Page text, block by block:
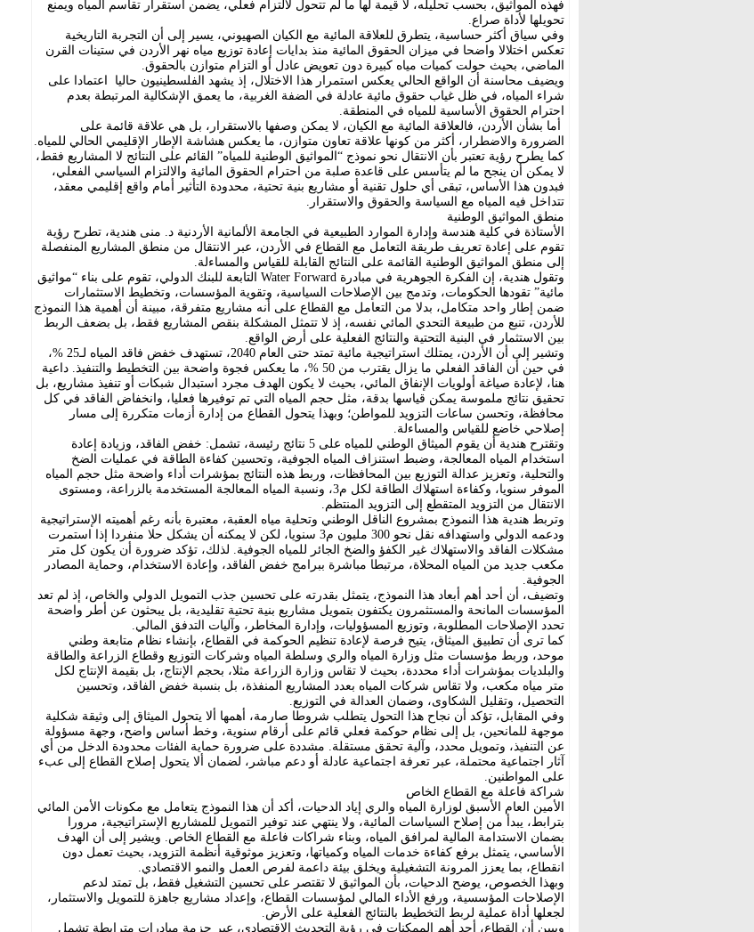
فهذه المواثيق، بحسب تحليله، لا قيمة لها ما لم تتحول لالتزام فعلي، يضمن استقرار تقاسم المياه ويمنع
تحويلها لأداة صراع.
وفي سياق أكثر حساسية، يتطرق للعلاقة المائية مع الكيان الصهيوني، يسير إلى أن التجربة التاريخية
تعكس اختلالا واضحا في ميزان الحقوق المائية منذ بدايات إعادة توزيع مياه نهر الأردن في ستينات القرن
الماضي، بحيث حولت كميات مياه كبيرة دون تعويض عادل أو التزام متوازن بالحقوق.
ويضيف محاسنة أن الواقع الحالي يعكس استمرار هذا الاختلال، إذ يشهد الفلسطينيون حاليا اعتمادا على
شراء المياه، في ظل غياب حقوق مائية عادلة في الضفة الغربية، ما يعمق الإشكالية المرتبطة بعدم
احترام الحقوق الأساسية للمياه في المنطقة.
أما بشأن الأردن، فالعلاقة المائية مع الكيان، لا يمكن وصفها بالاستقرار، بل هي علاقة قائمة على
الضرورة والاضطرار، أكثر من كونها علاقة تعاون متوازن، ما يعكس هشاشة الإطار الإقليمي الحالي للمياه.
كما يطرح رؤية تعتبر بأن الانتقال نحو نموذج “المواثيق الوطنية للمياه” القائم على النتائج لا المشاريع فقط،
لا يمكن أن ينجح ما لم يتأسس على قاعدة صلبة من احترام الحقوق المائية والالتزام السياسي الفعلي،
فبدون هذا الأساس، تبقى أي حلول تقنية أو مشاريع بنية تحتية، محدودة التأثير أمام واقع إقليمي معقد،
تتداخل فيه المياه مع السياسة والحقوق والاستقرار.
منطق المواثيق الوطنية
الأستاذة في كلية هندسة وإدارة الموارد الطبيعية في الجامعة الألمانية الأردنية د. منى هندية، تطرح رؤية
تقوم على إعادة تعريف طريقة التعامل مع القطاع في الأردن، عبر الانتقال من منطق المشاريع المنفصلة
إلى منطق المواثيق الوطنية القائمة على النتائج القابلة للقياس والمساءلة.
وتقول هندية، إن الفكرة الجوهرية في مبادرة Water Forward التابعة للبنك الدولي، تقوم على بناء “مواثيق
مائية” تقودها الحكومات، وتدمج بين الإصلاحات السياسية، وتقوية المؤسسات، وتخطيط الاستثمارات
ضمن إطار واحد متكامل، بدلا من التعامل مع القطاع على أنه مشاريع متفرقة، مبينة أن أهمية هذا النموذج
للأردن، تنبع من طبيعة التحدي المائي نفسه، إذ لا تتمثل المشكلة بنقص المشاريع فقط، بل بضعف الربط
بين الاستثمار في البنية التحتية والنتائج الفعلية على أرض الواقع.
وتشير إلى أن الأردن، يمتلك استراتيجية مائية تمتد حتى العام 2040، تستهدف خفض فاقد المياه لـ25 %،
في حين أن الفاقد الفعلي ما يزال يقترب من 50 %، ما يعكس فجوة واضحة بين التخطيط والتنفيذ. داعية
هنا، لإعادة صياغة أولويات الإنفاق المائي، بحيث لا يكون الهدف مجرد استبدال شبكات أو تنفيذ مشاريع، بل
تحقيق نتائج ملموسة يمكن قياسها بدقة، مثل حجم المياه التي تم توفيرها فعليا، وانخفاض الفاقد في كل
محافظة، وتحسن ساعات التزويد للمواطن؛ وبهذا يتحول القطاع من إدارة أزمات متكررة إلى مسار
إصلاحي خاضع للقياس والمساءلة.
وتقترح هندية أن يقوم الميثاق الوطني للمياه على 5 نتائج رئيسة، تشمل: خفض الفاقد، وزيادة إعادة
استخدام المياه المعالجة، وضبط استنزاف المياه الجوفية، وتحسين كفاءة الطاقة في عمليات الضخ
والتحلية، وتعزيز عدالة التوزيع بين المحافظات، وربط هذه النتائج بمؤشرات أداء واضحة مثل حجم المياه
الموفر سنويا، وكفاءة استهلاك الطاقة لكل م3، ونسبة المياه المعالجة المستخدمة بالزراعة، ومستوى
الانتقال من التزويد المتقطع إلى التزويد المنتظم.
وتربط هندية هذا النموذج بمشروع الناقل الوطني وتحلية مياه العقبة، معتبرة بأنه رغم أهميته الإستراتيجية
ودعمه الدولي واستهدافه نقل نحو 300 مليون م3 سنويا، لكن لا يمكنه أن يشكل حلا منفردا إذا استمرت
مشكلات الفاقد والاستهلاك غير الكفؤ والضخ الجائر للمياه الجوفية. لذلك، تؤكد ضرورة أن يكون كل متر
مكعب جديد من المياه المحلاة، مرتبطا مباشرة ببرامج خفض الفاقد، وإعادة الاستخدام، وحماية المصادر
الجوفية.
وتضيف، أن أحد أهم أبعاد هذا النموذج، يتمثل بقدرته على تحسين جذب التمويل الدولي والخاص، إذ لم تعد
المؤسسات المانحة والمستثمرون يكتفون بتمويل مشاريع بنية تحتية تقليدية، بل يبحثون عن أطر واضحة
تحدد الإصلاحات المطلوبة، وتوزيع المسؤوليات، وإدارة المخاطر، وآليات التدفق المالي.
كما ترى أن تطبيق الميثاق، يتيح فرصة لإعادة تنظيم الحوكمة في القطاع، بإنشاء نظام متابعة وطني
موحد، وربط مؤسسات مثل وزارة المياه والري وسلطة المياه وشركات التوزيع وقطاع الزراعة والطاقة
والبلديات بمؤشرات أداء محددة، بحيث لا تقاس وزارة الزراعة مثلا، بحجم الإنتاج، بل بقيمة الإنتاج لكل
متر مياه مكعب، ولا تقاس شركات المياه بعدد المشاريع المنفذة، بل بنسبة خفض الفاقد، وتحسين
التحصيل، وتقليل الشكاوى، وضمان العدالة في التوزيع.
وفي المقابل، تؤكد أن نجاح هذا التحول يتطلب شروطا صارمة، أهمها ألا يتحول الميثاق إلى وثيقة شكلية
موجهة للمانحين، بل إلى نظام حوكمة فعلي قائم على أرقام سنوية، وخط أساس واضح، وجهة مسؤولة
عن التنفيذ، وتمويل محدد، وآلية تحقق مستقلة. مشددة على ضرورة حماية الفئات محدودة الدخل من أي
آثار اجتماعية محتملة، عبر تعرفة اجتماعية عادلة أو دعم مباشر، لضمان ألا يتحول إصلاح القطاع إلى عبء
على المواطنين.
شراكة فاعلة مع القطاع الخاص
الأمين العام الأسبق لوزارة المياه والري إياد الدحيات، أكد أن هذا النموذج يتعامل مع مكونات الأمن المائي
بترابط، يبدأ من إصلاح السياسات المائية، ولا ينتهي عند توفير التمويل للمشاريع الإستراتيجية، مرورا
بضمان الاستدامة المالية لمرافق المياه، وبناء شراكات فاعلة مع القطاع الخاص. ويشير إلى أن الهدف
الأساسي، يتمثل برفع كفاءة خدمات المياه وكمياتها، وتعزيز موثوقية أنظمة التزويد، بحيث تعمل دون
انقطاع، بما يعزز المرونة التشغيلية ويخلق بيئة داعمة لفرص العمل والنمو الاقتصادي.
وبهذا الخصوص، يوضح الدحيات، بأن المواثيق لا تقتصر على تحسين التشغيل فقط، بل تمتد لدعم
الإصلاحات المؤسسية، ورفع الأداء المالي لمؤسسات القطاع، وإعداد مشاريع جاهزة للتمويل والاستثمار،
لجعلها أداة عملية لربط التخطيط بالنتائج الفعلية على الأرض.
ويبين أن القطاع، أحد أهم الممكنات في رؤية التحديث الاقتصادي، عبر حزمة مبادرات مترابطة تشمل